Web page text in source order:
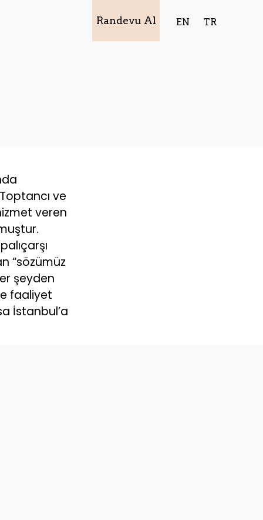
Randevu Al EN TR
Toptancı ve
veren
“sözümüz
şeyden
faaliyet
İstanbul’a